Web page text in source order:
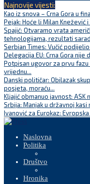
Najnovije vijesti:
Kao iz snova – Crna Gora u
Pejak: Hoće li Milan Knežević
Spajić: Otvaramo vrata
tehnologijama, rezultati
Serbian Times: Vučić podijelio
Delegacija EU: Crna Gora
Potpisan ugovor za prvu
vrijednu...
Danski političar: Obilazak
posjeta, moraću...
Kljajić obmanuo javnost: ASK
Srbija: Manjak u državnoj kasi
Ivanović za Eurokaz:
Naslovna
Politika
Društvo
Hronika